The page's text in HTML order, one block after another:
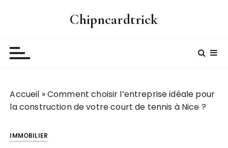
Chipncardtrick
Accueil »Comment choisir l’entreprise idéale pour
la construction de votre court de tennis à Nice ?
IMMOBILIER